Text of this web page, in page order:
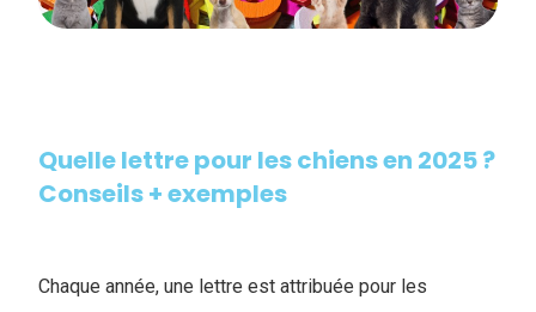
Quelle lettre pour les chiens en 2025 ?
Conseils + exemples
Chaque année, une lettre est attribuée pour les